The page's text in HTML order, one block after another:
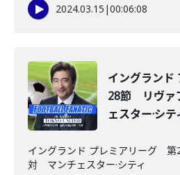
2024.03.15 |00:06:08
イングラン
28節 リヴ
ェスター·シテ
イングランド プレミアリーグ
対 マンチェスター·シティ